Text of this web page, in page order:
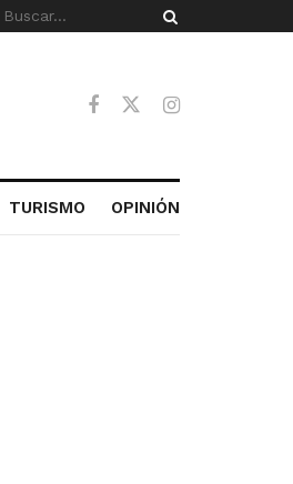
TURISMO OPINIÓN